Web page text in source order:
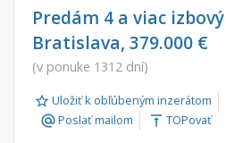
Predaj
Prenájom
Od:
Do:
Predám 4 a viac
Bratislava, 379.000 €
(v ponuke 1312 dní)
Uložiť k obľúbeným inzerátom
alternate_emailPoslať mailom vertical_align_top TOPovať